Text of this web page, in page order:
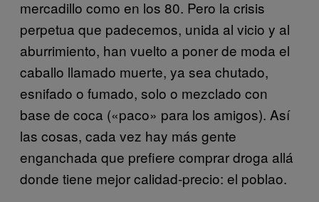
mercadillo como en los 80. Pero la crisis
perpetua que padecemos, unida al vicio y al
aburrimiento, han vuelto a poner de moda el
caballo llamado muerte, ya sea chutado,
esnifado o fumado, solo o mezclado con
base de coca («paco» para los amigos). Así
las cosas, cada vez hay más gente
enganchada que prefiere comprar droga allá
donde tiene mejor calidad-precio: el poblao.